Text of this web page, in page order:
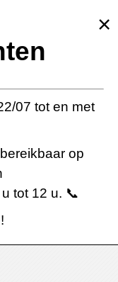
07 tot en met
op
tot 12 u. 📞
×